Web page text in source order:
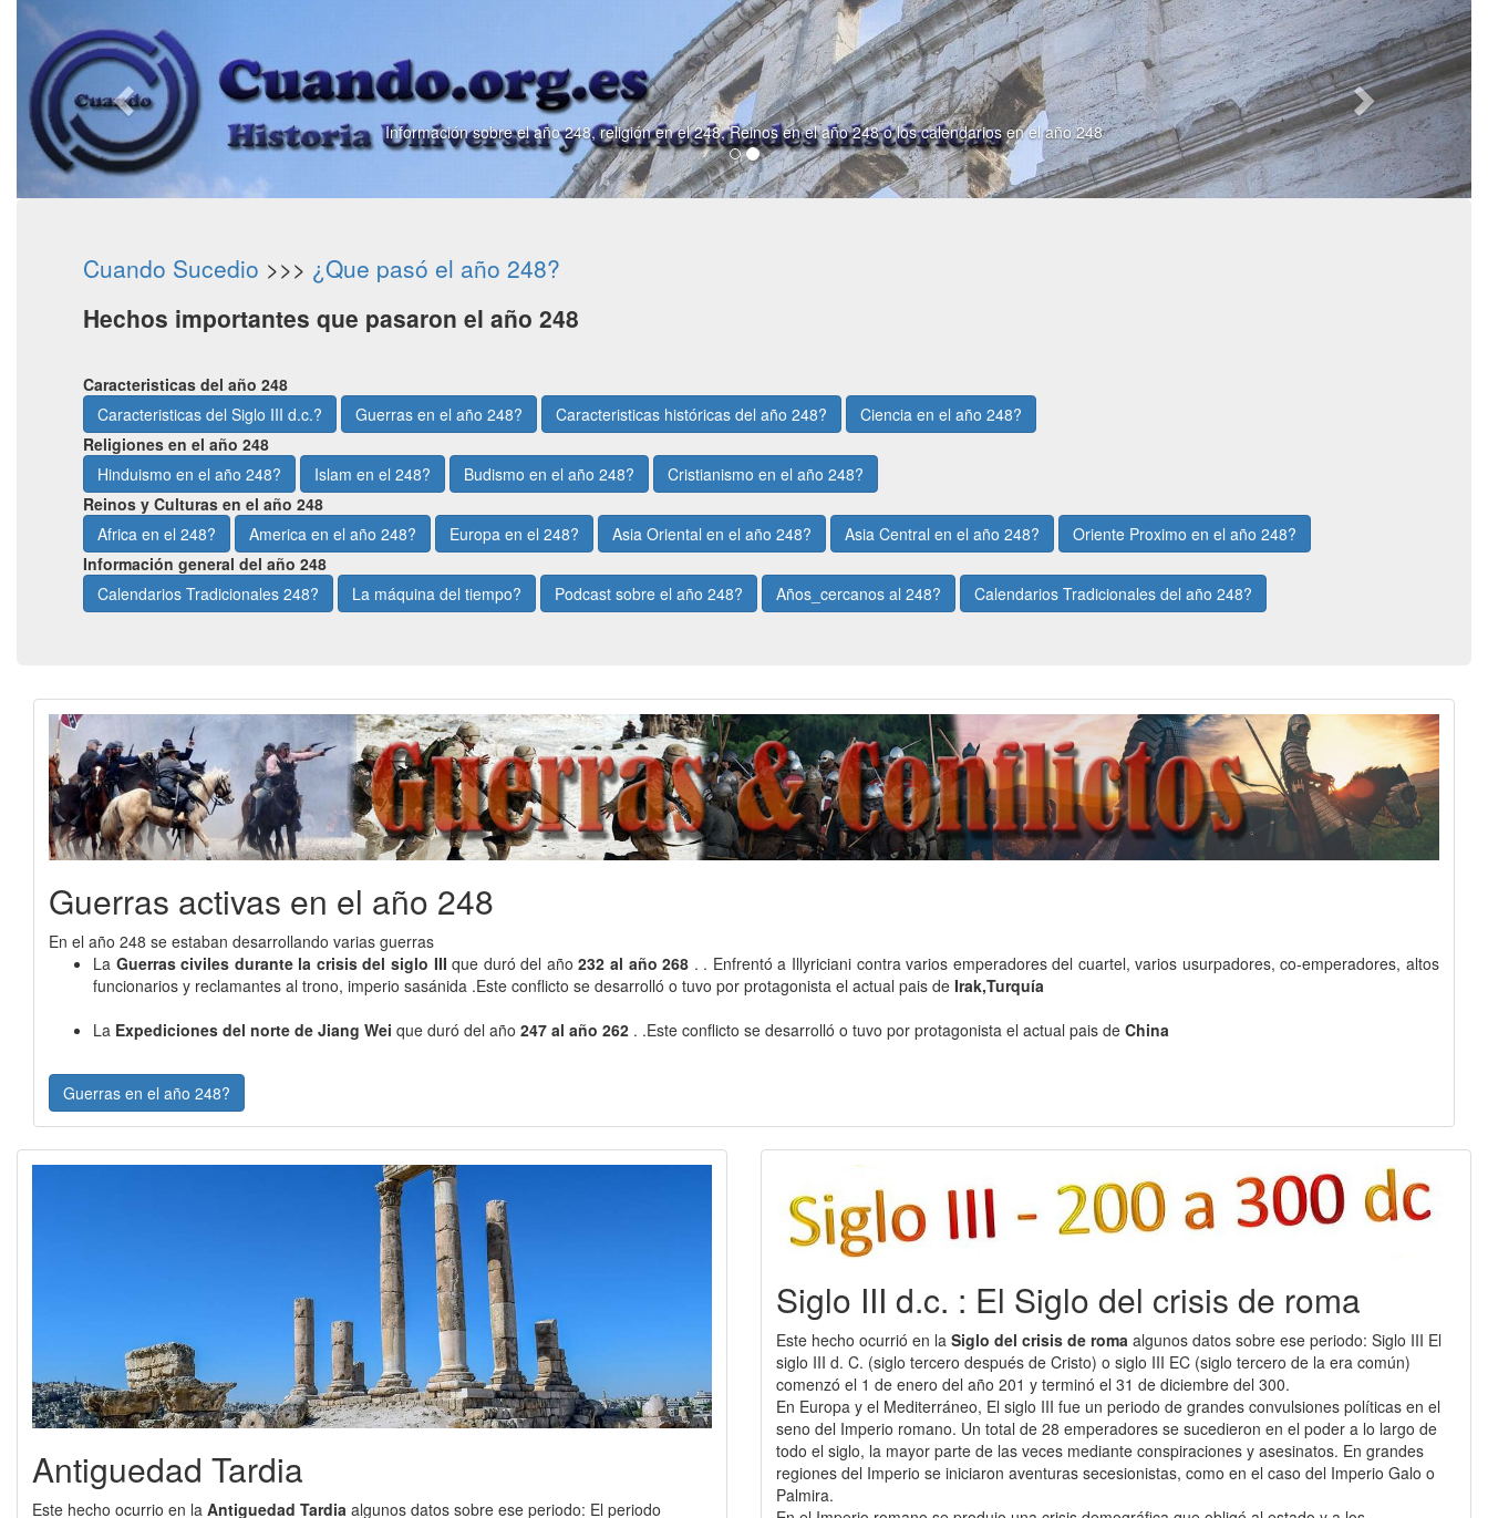
Información sobre el año 248, religión en el 248, Reinos en el año 248 o los calendarios en el año 248
Cuando Sucedio >>> ¿Que pasó el año 248?
Hechos importantes que pasaron el año 248
Caracteristicas del año 248
Caracteristicas del Siglo III d.c.?
Guerras en el año 248? Caracteristicas históricas del año 248?
Ciencia en el año 248?
Religiones en el año 248
Hinduismo en el año 248?
Islam en el 248? Budismo en el año 248?
Cristianismo en el año 248?
Reinos y Culturas en el año 248
Africa en el 248?
America en el año 248? Europa en el 248? Asia Oriental en el año 248? Asia Central en el año 248?
Oriente Proximo en el año 248?
Información general del año 248
Calendarios Tradicionales 248?
La máquina del tiempo? Podcast sobre el año 248? Años_cercanos al 248? Calendarios Tradicionales del año 248?
Guerras activas en el año 248
En el año 248 se estaban desarrollando varias guerras
La Guerras civiles durante la crisis del siglo IIIque duró del año232 al año 268 . . Enfrentó a Illyriciani contra varios emperadores del cuartel, varios usurpadores, co-emperadores, altos
funcionarios y reclamantes al trono, imperio sasánida .Este conflicto se desarrolló o tuvo por protagonista el actual pais de Irak,Turquía
La Expediciones del norte de Jiang Wei que duró del año 247 al año 262 . .Este conflicto se desarrolló o tuvo por protagonista el actual pais de China
Guerras en el año 248?
Antiguedad Tardia
Este hecho ocurrio en la Antiguedad Tardia algunos datos sobre ese periodo: El periodo
Siglo III d.c. : El Siglo del crisis de roma
Este hecho ocurrió en la Siglo del crisis de roma algunos datos sobre ese periodo: Siglo III El
siglo III d. C. (siglo tercero después de Cristo) o siglo III EC (siglo tercero de la era común)
comenzó el 1 de enero del año 201 y terminó el 31 de diciembre del 300.
En Europa y el Mediterráneo, El siglo III fue un periodo de grandes convulsiones políticas en el
seno del Imperio romano. Un total de 28 emperadores se sucedieron en el poder a lo largo de
todo el siglo, la mayor parte de las veces mediante conspiraciones y asesinatos. En grandes
regiones del Imperio se iniciaron aventuras secesionistas, como en el caso del Imperio Galo o
Palmira.